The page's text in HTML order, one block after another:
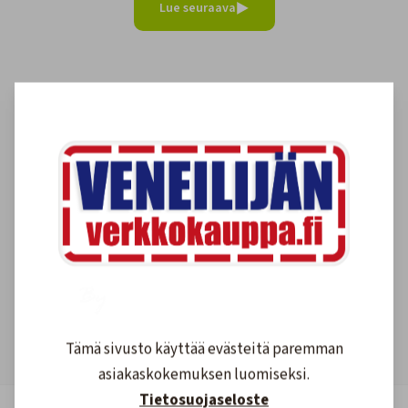
Lue seuraava
Asiakkaidemme kokemuksia
Tämä sivusto käyttää evästeitä paremman
asiakaskokemuksen luomiseksi.
Tietosuojaseloste